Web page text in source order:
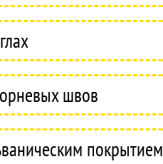
швов
покрытием